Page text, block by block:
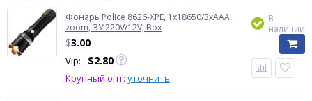
Фонарь Police 8626-XPE, 1х18650/3xAAA,
zoom, ЗУ 220V/12V, Box
$3.00
Vip: $2.80
Крупный опт: уточнить
В
наличии